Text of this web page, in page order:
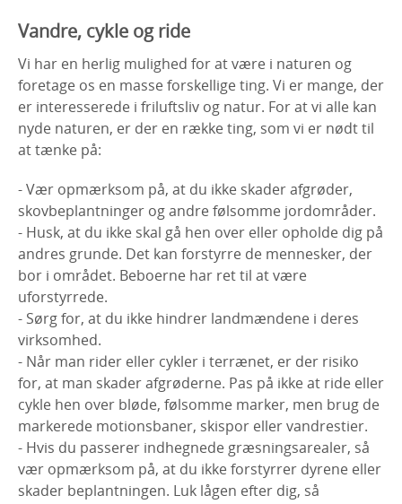
Vandre, cykle og ride
Vi har en herlig mulighed for at være i naturen og
foretage os en masse forskellige ting. Vi er mange, der
er interesserede i friluftsliv og natur. For at vi alle kan
nyde naturen, er der en række ting, som vi er nødt til
at tænke på:
- Vær opmærksom på, at du ikke skader afgrøder,
skovbeplantninger og andre følsomme jordområder.
- Husk, at du ikke skal gå hen over eller opholde dig på
andres grunde. Det kan forstyrre de mennesker, der
bor i området. Beboerne har ret til at være
uforstyrrede.
- Sørg for, at du ikke hindrer landmændene i deres
virksomhed.
- Når man rider eller cykler i terrænet, er der risiko
for, at man skader afgrøderne. Pas på ikke at ride eller
cykle hen over bløde, følsomme marker, men brug de
markerede motionsbaner, skispor eller vandrestier.
- Hvis du passerer indhegnede græsningsarealer, så
vær opmærksom på, at du ikke forstyrrer dyrene eller
skader beplantningen. Luk lågen efter dig, så